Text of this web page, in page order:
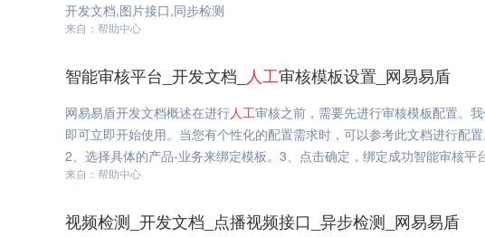
开发文档,图片接口,同步检测
来自：帮助中心
智能审核平台_开发文档_ 人工审核模板设置_网易易盾
网易易盾开发文档概述在进行人工审核之前，需要先进行审核模板配置。
即可立即开始使用。当您有个性化的配置需求时，可以参考此文档进行配
2、选择具体的产品-业务来绑定模板。3、点击确定，绑定成功智能审核平
来自：帮助中心
视频检测_开发文档_点播视频接口_异步检测_网易易盾